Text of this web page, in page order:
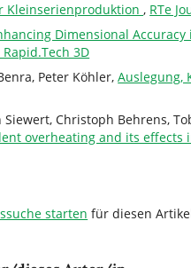
Kleinserienproduktion, RTe
Dimensional
3D
Peter Köhler,Auslegung,
Christoph Behrens,
overheating and its effects
starten für diesen